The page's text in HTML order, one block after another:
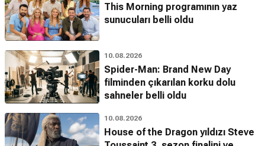
This Morning programının yaz
sunucuları belli oldu
10.08.2026
Spider-Man: Brand New Day
filminden çıkarılan korku dolu
sahneler belli oldu
10.08.2026
House of the Dragon yıldızı Steve